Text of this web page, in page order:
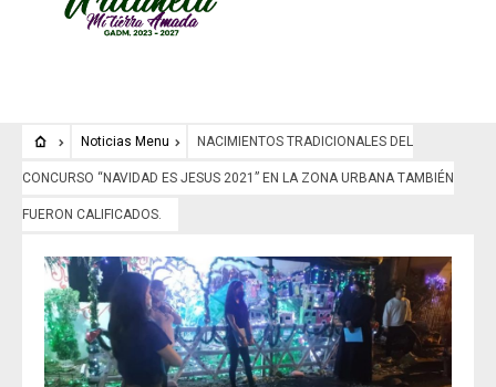
Noticias Menu NACIMIENTOS TRADICIONALES DEL
CONCURSO “NAVIDAD ES JESUS 2021” EN LA ZONA URBANA TAMBIÉN
FUERON CALIFICADOS.